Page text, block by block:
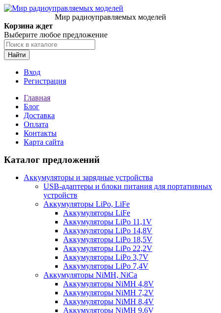
Мир радиоуправляемых моделей
Корзина ждет
Выберите любое предложение
Найти
Вход
Регистрация
Главная
Блог
Доставка
Оплата
Контакты
Карта сайта
Каталог предложений
Аккумуляторы и зарядные устройства
USB-адаптеры и блоки питания для портативных
устройств
Аккумуляторы LiPo, LiFe
Аккумуляторы LiFe
Аккумуляторы LiPo 11,1V
Аккумуляторы LiPo 14,8V
Аккумуляторы LiPo 18,5V
Аккумуляторы LiPo 22,2V
Аккумуляторы LiPo 3,7V
Аккумуляторы LiPo 7,4V
Аккумуляторы NiMH, NiCa
Аккумуляторы NiMH 4,8V
Аккумуляторы NiMH 7,2V
Аккумуляторы NiMH 8,4V
Аккумуляторы NiMH 9,6V